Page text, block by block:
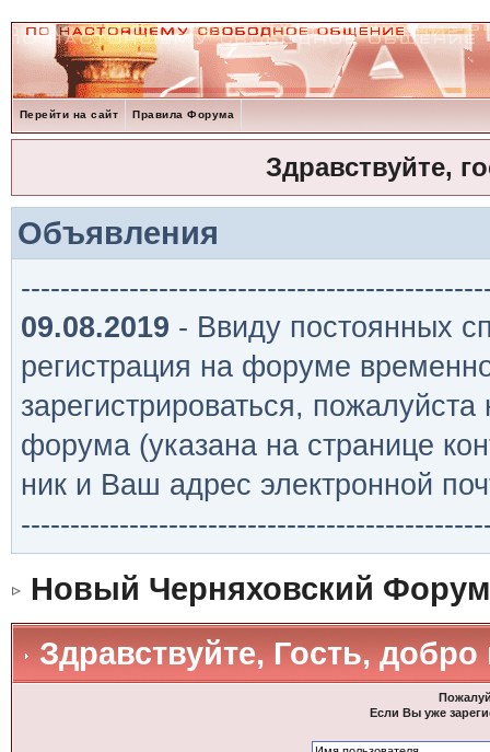
Перейти на сайт Правила Форума
Здравствуйте,
Объявления
09.08.2019 - Ввиду постоянных
регистрация на форуме
зарегистрироваться,
форума (указана на странице
ник и Ваш адрес электронной
Новый Черняховский Форум
Здравствуйте, Гость,
Если Вы уже